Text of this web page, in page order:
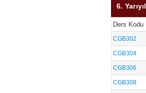
6. Yarıyıl
Ders Kodu
CGB302
CGB304
CGB306
CGB308